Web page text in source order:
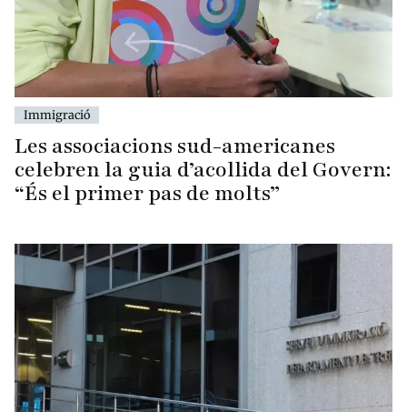
Immigració
Les associacions sud-americanes
celebren la guia d’acollida del Govern:
“És el primer pas de molts”